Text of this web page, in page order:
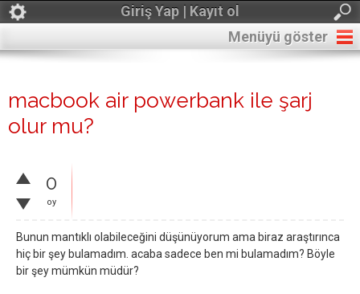
Giriş Yap | Kayıt ol
Menüyü göster
macbook air powerbank ile şarj
olur mu?
0
oy
Bunun mantıklı olabileceğini düşünüyorum ama biraz araştırınca
hiç bir şey bulamadım. acaba sadece ben mi bulamadım? Böyle
bir şey mümkün müdür?